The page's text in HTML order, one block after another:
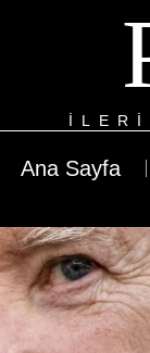
Ana Sayfa